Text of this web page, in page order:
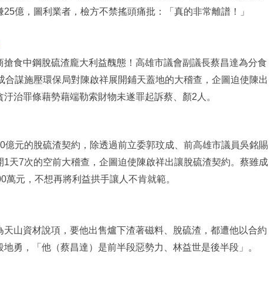
億，圖利業者，檢方不禁搖頭痛批：「真的非常離譜！」
食中鋼脫硫渣龐大利益醜態！高雄市議會副議長蔡昌達為分食
謀施壓環保局對陳啟祥展開鋪天蓋地的大稽查，企圖迫使陳出
治罪條藉勢藉端勒索財物未遂罪起訴蔡、顏2人。
元的脫硫渣契約，除透過前立委郭玟成、前高雄市議員吳銘賜
天7次的空前大稽查，企圖迫使陳啟祥出讓脫硫渣契約。蔡雖成
元，不想再將利益拱手讓人不肯就範。
山資材說項，要他出售爐下渣著磁料、脫硫渣，都遭他以合約
勇，「他（蔡昌達）是前半段惡勢力、林益世是後半段」。